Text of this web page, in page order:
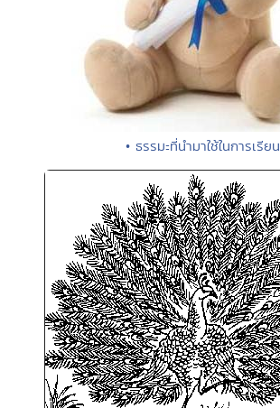
• ธรรมะที่นำมาใช้ในการเรียน